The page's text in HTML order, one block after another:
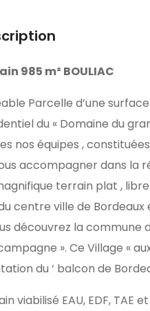
985 m² BOULIAC
Parcelle d’une
du « Domaine du
nos équipes ,
accompagner dans la
terrain plat ,
centre ville de
découvrez la commune
». Ce Village «
du ‘ balcon de
viabilisé EAU, EDF, TAE